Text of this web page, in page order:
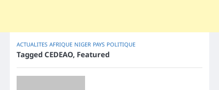
ACTUALITES AFRIQUE NIGER PAYS POLITIQUE
Tagged CEDEAO, Featured